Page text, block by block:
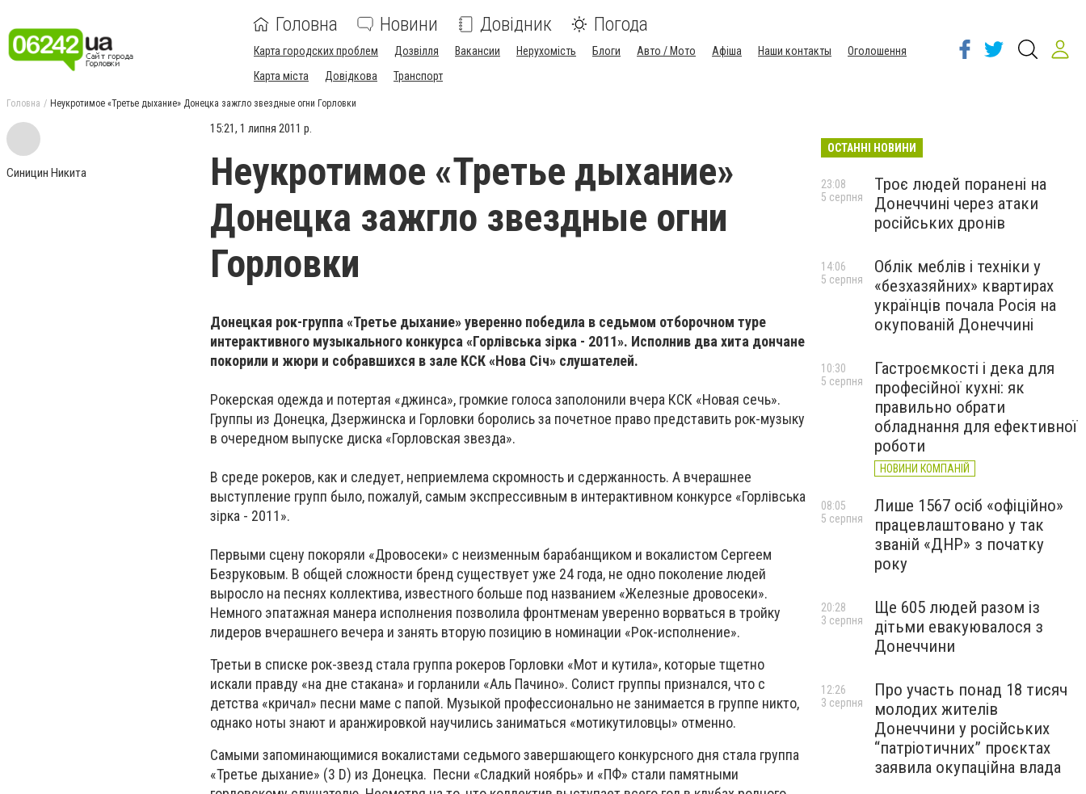
Головна Новини Довідник Погода
Карта городских проблем Дозвілля Вакансии Нерухомість Блоги Авто / Мото Афіша Наши контакты
Оголошення
Карта міста
Довідкова Транспорт
Головна Неукротимое «Третье дыхание» Донецка зажгло звездные огни Горловки
Синицин Никита
15:21, 1 липня 2011 р.
Неукротимое «Третье дыхание»
Донецка зажгло звездные огни
Горловки
Донецкая рок-группа «Третье дыхание» уверенно победила в седьмом отборочном туре
интерактивного музыкального конкурса «Горлівська зірка - 2011». Исполнив два хита дончане
покорили и жюри и собравшихся в зале КСК «Нова Січ» слушателей.
Рокерская одежда и потертая «джинса», громкие голоса заполонили вчера КСК «Новая сечь».
Группы из Донецка, Дзержинска и Горловки боролись за почетное право представить рок-музыку
в очередном выпуске диска «Горловская звезда».
В среде рокеров, как и следует, неприемлема скромность и сдержанность. А вчерашнее
выступление групп было, пожалуй, самым экспрессивным в интерактивном конкурсе «Горлівська
зірка - 2011».
Первыми сцену покоряли «Дровосеки» с неизменным барабанщиком и вокалистом Сергеем
Безруковым. В общей сложности бренд существует уже 24 года, не одно поколение людей
выросло на песнях коллектива, известного больше под названием «Железные дровосеки».
Немного эпатажная манера исполнения позволила фронтменам уверенно ворваться в тройку
лидеров вчерашнего вечера и занять вторую позицию в номинации «Рок-исполнение».
Третьи в списке рок-звезд стала группа рокеров Горловки «Мот и кутила», которые тщетно
искали правду «на дне стакана» и горланили «Аль Пачино». Солист группы признался, что с
детства «кричал» песни маме с папой. Музыкой профессионально не занимается в группе никто,
однако ноты знают и аранжировкой научились заниматься «мотикутиловцы» отменно.
Самыми запоминающимися вокалистами седьмого завершающего конкурсного дня стала группа
«Третье дыхание» (3 D) из Донецка. Песни «Сладкий ноябрь» и «ПФ» стали памятными
ОСТАННІ НОВИНИ
Троє людей поранені на
Донеччині через атаки
російських дронів
23:08
5 серпня
Облік меблів і техніки у
«безхазяйних» квартирах
українців почала Росія на
окупованій Донеччині
14:06
5 серпня
Гастроємкості і дека для
професійної кухні: як
правильно обрати
обладнання для ефективної
роботи
НОВИНИ КОМПАНІЙ
10:30
5 серпня
Лише 1567 осіб «офіційно»
працевлаштовано у так
званій «ДНР» з початку
року
08:05
5 серпня
Ще 605 людей разом із
дітьми евакуювалося з
Донеччини
20:28
3 серпня
Про участь понад 18 тисяч
молодих жителів
Донеччини у російських
“патріотичних” проєктах
заявила окупаційна влада
12:26
3 серпня